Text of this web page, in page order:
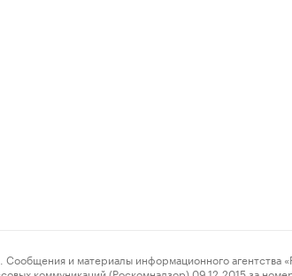
и материалы информационного агентства